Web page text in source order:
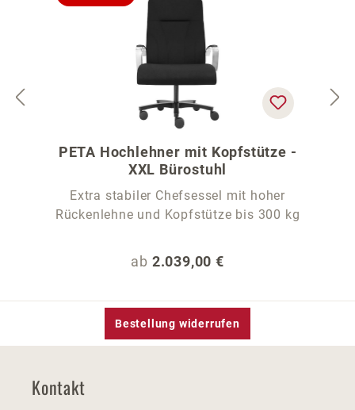
PETA Hochlehner mit Kopfstütze -
XXL Bürostuhl
Extra stabiler Chefsessel mit hoher
Rückenlehne und Kopfstütze bis 300 kg
Regulärer Preis:
ab 2.039,00 €
Bestellung widerrufen
Kontakt